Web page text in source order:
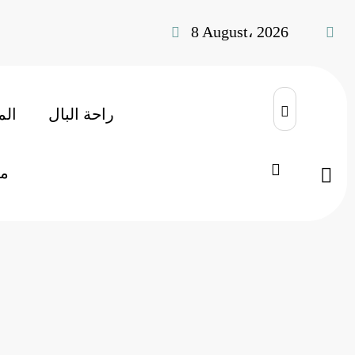
8 August، 2026
راحة البال
9 خطط لكسب ود الزوج